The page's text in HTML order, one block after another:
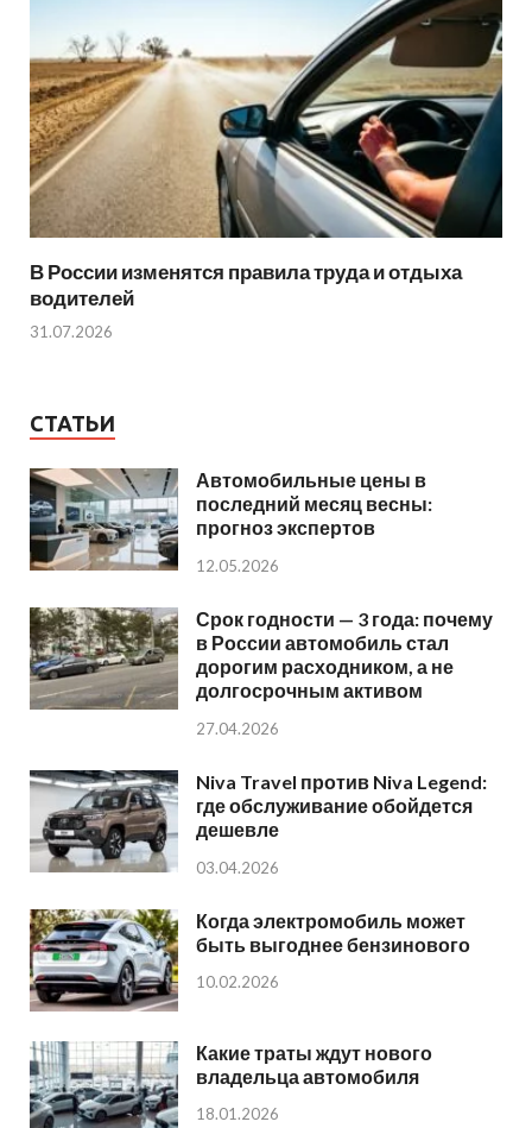
В России изменятся правила труда и отдыха
водителей
31.07.2026
СТАТЬИ
Автомобильные цены в
последний месяц весны:
прогноз экспертов
12.05.2026
Срок годности — 3 года: почему
в России автомобиль стал
дорогим расходником, а не
долгосрочным активом
27.04.2026
Niva Travel против Niva Legend:
где обслуживание обойдется
дешевле
03.04.2026
Когда электромобиль может
быть выгоднее бензинового
10.02.2026
Какие траты ждут нового
владельца автомобиля
18.01.2026